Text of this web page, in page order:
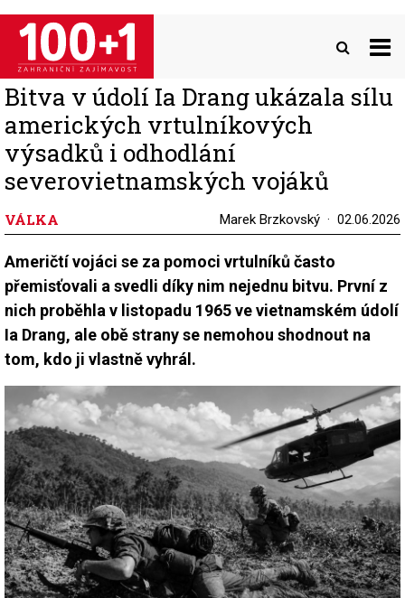
Přejít
hlavnímu
obsahu
Bitva v údolí Ia Drang ukázala sílu
amerických vrtulníkových
výsadků i odhodlání
severovietnamských vojáků
VÁLKA Marek Brzkovský 02.06.2026
Američtí vojáci se za pomoci vrtulníků často
přemisťovali a svedli díky nim nejednu bitvu. První z
nich proběhla v listopadu 1965 ve vietnamském údolí
Ia Drang, ale obě strany se nemohou shodnout na
tom, kdo ji vlastně vyhrál.